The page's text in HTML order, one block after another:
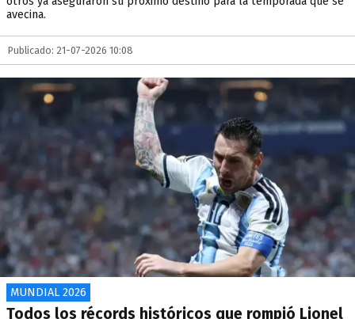
avecina.
Publicado: 21-07-2026 10:08
MUNDIAL 2026
Todos los récords históricos que rompió Lionel